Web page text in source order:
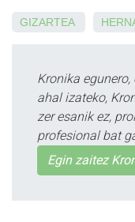
GIZARTEA
Kronika
ahal izateko,
zer esanik ez,
profesional bat
Egin zaitez